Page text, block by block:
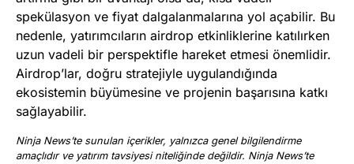
spekülasyon ve fiyat dalgalanmalarına yol açabilir. Bu
nedenle, yatırımcıların airdrop etkinliklerine katılırken
uzun vadeli bir perspektifle hareket etmesi önemlidir.
Airdrop’lar, doğru stratejiyle uygulandığında
ekosistemin büyümesine ve projenin başarısına katkı
sağlayabilir.
Ninja News’te sunulan içerikler, yalnızca genel bilgilendirme
amaçlıdır ve yatırım tavsiyesi niteliğinde değildir. Ninja News’te